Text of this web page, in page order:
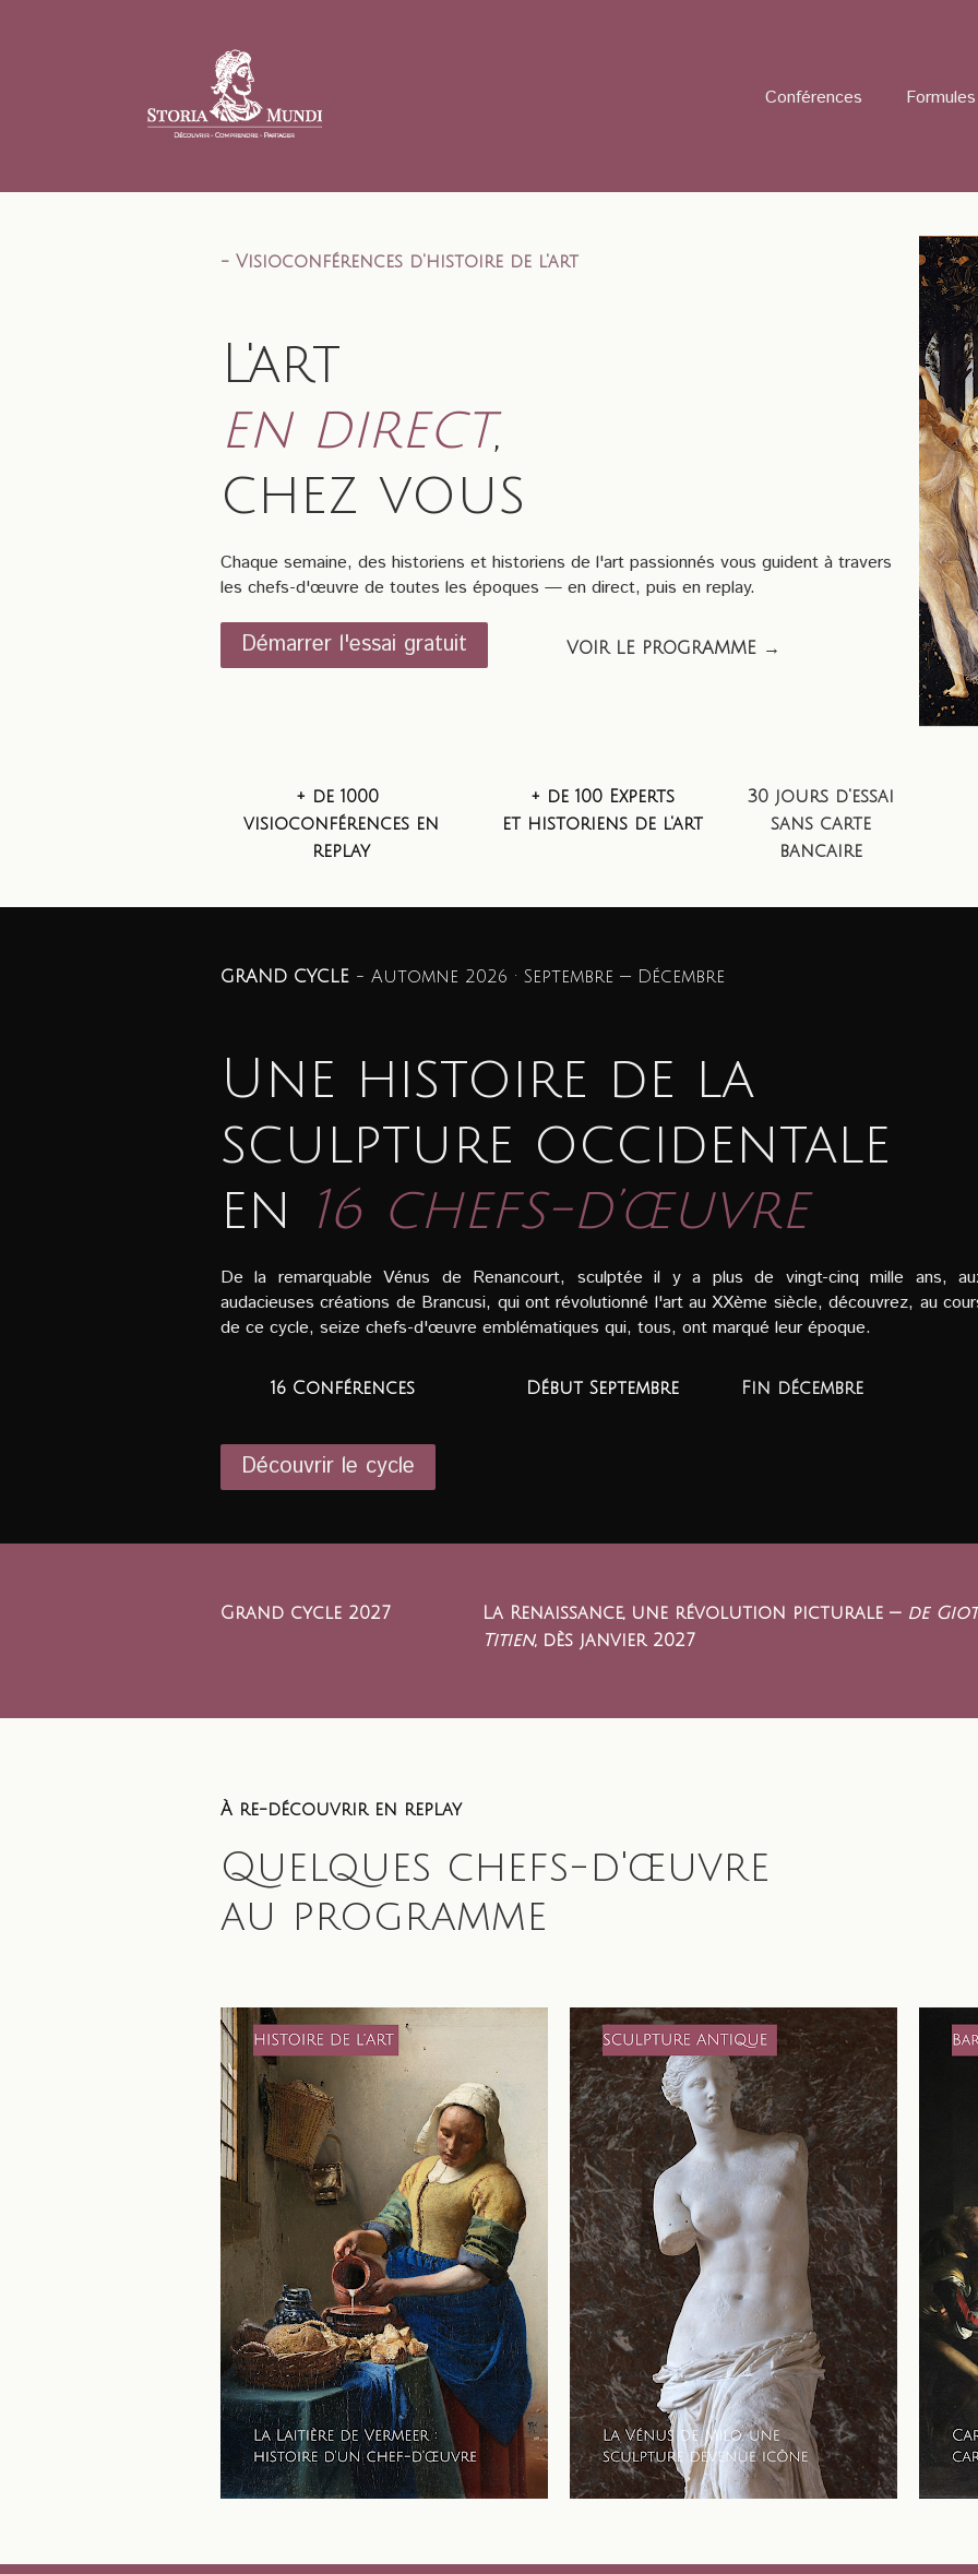
Conférences
- Visioconférences d'histoire de l'art
L'art
en direct,
chez vous
Chaque semaine, des historiens et historiens de l'art passionnés vous guident à travers
les chefs-d'œuvre de toutes les époques — en direct, puis en replay.
Démarrer l'essai gratuit VOIR LE PROGRAMME →
+ de 1000
visioconférences en
replay
+ de 100 Experts
et historiens de l'art
30 jours d'essai
sans carte
bancaire
GRAND CYCLE - Automne 2026 · Septembre — Décembre
Une histoire de la
sculpture occidentale
en 16 chefs-d’œuvre
De la remarquable Vénus de Renancourt, sculptée il y a plus de vingt-cinq mille ans,
audacieuses créations de Brancusi, qui ont révolutionné l'art au XXème siècle, découvrez, au
de ce cycle, seize chefs-d'œuvre emblématiques qui, tous, ont marqué leur époque.
16 Conférences Début Septembre Fin décembre
Découvrir le cycle
Grand cycle 2027 La Renaissance, une révolution picturale — de
Titien, dès janvier 2027
À re-découvrir en replay
Quelques chefs-d'œuvre
au programme